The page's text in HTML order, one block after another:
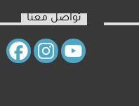
تواصل معنا